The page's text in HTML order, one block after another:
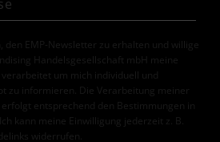
den EMP-Newsletter zu erhalten und willige
Handelsgesellschaft mbH meine
um mich individuell und
zu informieren. Die Verarbeitung meiner
entsprechend den Bestimmungen in
. Ich kann meine Einwilligung jederzeit z. B.
widerrufen.